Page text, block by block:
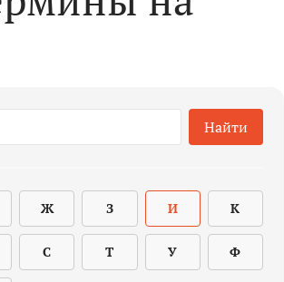
Найти
Ж З И К
С Т У Ф